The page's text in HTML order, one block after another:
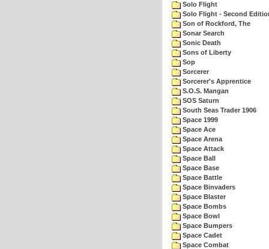
Solo Flight
Solo Flight - Second
Son of Rockford, The
Sonar Search
Sonic Death
Sons of Liberty
Sop
Sorcerer
Sorcerer's Apprentice
S.O.S. Mangan
SOS Saturn
South Seas Trader 1906
Space 1999
Space Ace
Space Arena
Space Attack
Space Ball
Space Base
Space Battle
Space Binvaders
Space Blaster
Space Bombs
Space Bowl
Space Bumpers
Space Cadet
Space Combat